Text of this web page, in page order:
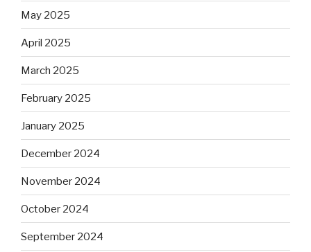
May 2025
April 2025
March 2025
February 2025
January 2025
December 2024
November 2024
October 2024
September 2024